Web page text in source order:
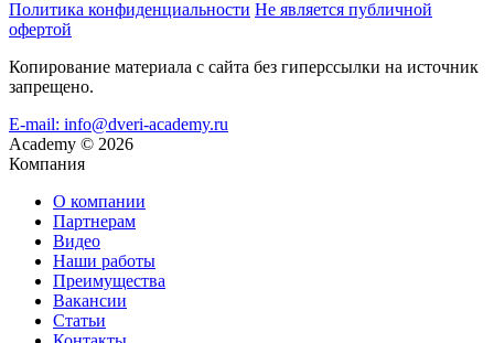
Политика конфиденциальности Не является публичной
офертой
Копирование материала с сайта без гиперссылки на источник
запрещено.
E-mail: info@dveri-academy.ru
Academy © 2026
Компания
О компании
Партнерам
Видео
Наши работы
Преимущества
Вакансии
Статьи